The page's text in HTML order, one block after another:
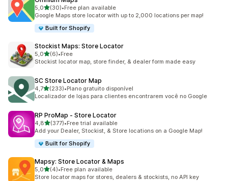
5,0de 5 estrelas
(30)
30 total de avaliações
•Free plan available
Google Maps store locator with up to 2,000 locations per map!
Built for Shopify
Stockist Maps: Store Locator
5,0de 5 estrelas
(6)
6 total de avaliações
•Free
Stockist locator map, store finder, & dealer form made easy
SC Store Locator Map
4,7de 5 estrelas
(233)
233 total de avaliações
•Plano gratuito disponível
Localizador de lojas para clientes encontrarem você no Google
RP ProMap ‑ Store Locator
4,8de 5 estrelas
(377)
377 total de avaliações
•Free trial available
Add your Dealer, Stockist, & Store locations on a Google Map!
Built for Shopify
Mapsy: Store Locator & Maps
5,0de 5 estrelas
(4)
4 total de avaliações
•Free plan available
Store locator maps for stores, dealers & stockists, no API key